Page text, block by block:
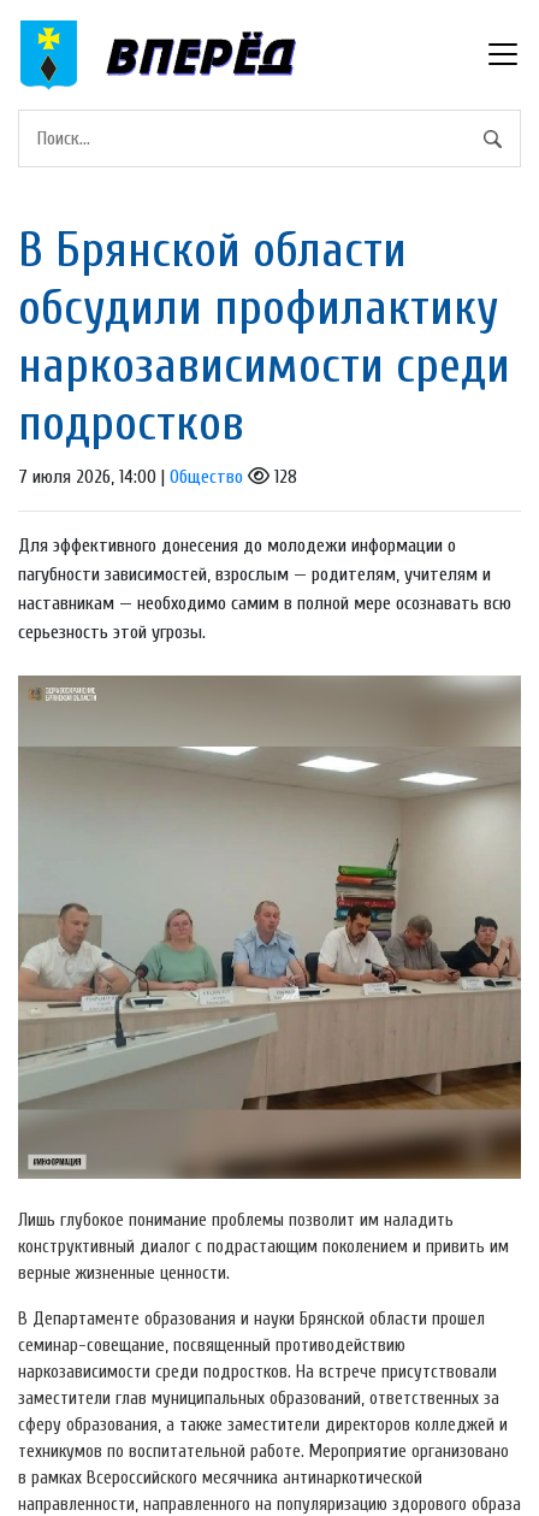
В Брянской области
обсудили профилактику
наркозависимости среди
подростков
7 июля 2026, 14:00 | Общество 128
Для эффективного донесения до молодежи информации о
пагубности зависимостей, взрослым — родителям, учителям и
наставникам — необходимо самим в полной мере осознавать всю
серьезность этой угрозы.
Лишь глубокое понимание проблемы позволит им наладить
конструктивный диалог с подрастающим поколением и привить им
верные жизненные ценности.
В Департаменте образования и науки Брянской области прошел
семинар-совещание, посвященный противодействию
наркозависимости среди подростков. На встрече присутствовали
заместители глав муниципальных образований, ответственных за
сферу образования, а также заместители директоров колледжей и
техникумов по воспитательной работе. Мероприятие организовано
в рамках Всероссийского месячника антинаркотической
направленности, направленного на популяризацию здорового образа